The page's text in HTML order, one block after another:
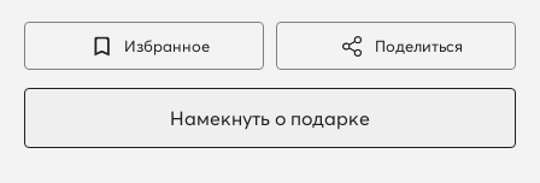
Избранное Поделиться